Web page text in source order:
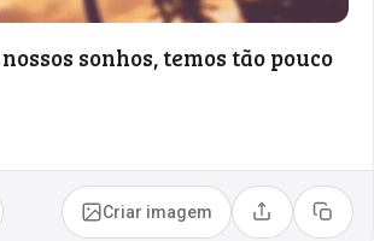
sonhos, temos tão pouco
Criar imagem Compartilhar
Copiar